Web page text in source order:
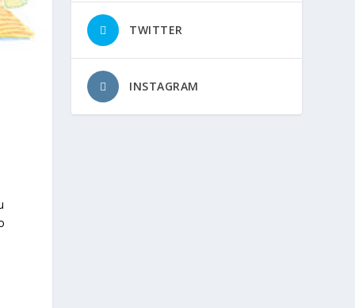
TWITTER
INSTAGRAM